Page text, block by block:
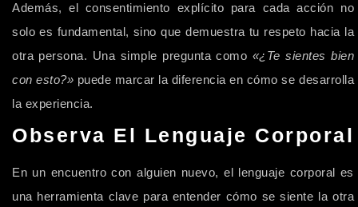
Además, el consentimiento explícito para cada acción no
solo es fundamental, sino que demuestra tu respeto hacia la
otra persona. Una simple pregunta como «¿Te sientes bien
con esto?» puede marcar la diferencia en cómo se desarrolla
la experiencia.
Observa El Lenguaje Corporal
En un encuentro con alguien nuevo, el lenguaje corporal es
una herramienta clave para entender cómo se siente la otra